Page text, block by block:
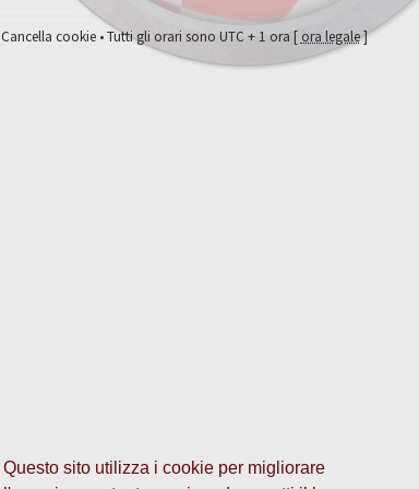
Questo sito utilizza i cookie per migliorare
Cancella cookie• Tutti gli orari sono UTC + 1 ora [ ora legale]